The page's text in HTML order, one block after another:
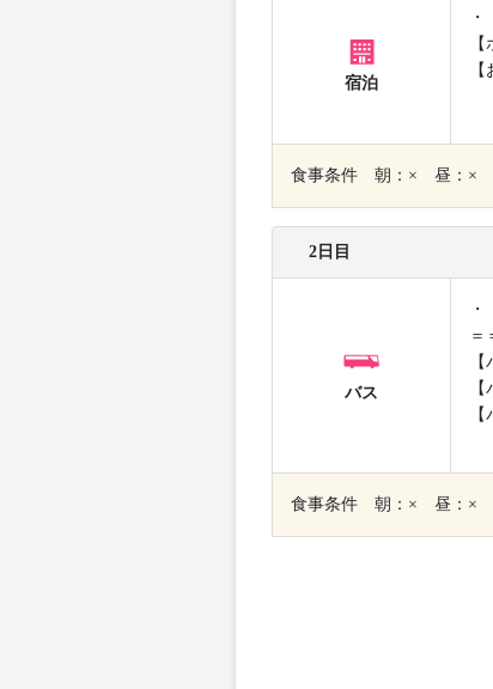
宿泊
食事条件 朝：× 昼：×
2日目
バス
＝
食事条件 朝：× 昼：×